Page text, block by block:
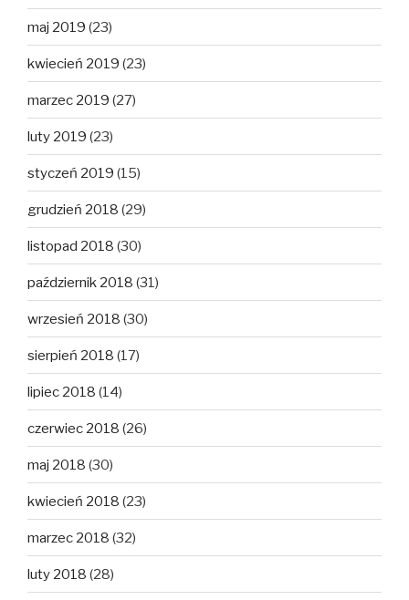
maj 2019 (23)
kwiecień 2019 (23)
marzec 2019 (27)
luty 2019 (23)
styczeń 2019 (15)
grudzień 2018 (29)
listopad 2018 (30)
październik 2018 (31)
wrzesień 2018 (30)
sierpień 2018 (17)
lipiec 2018 (14)
czerwiec 2018 (26)
maj 2018 (30)
kwiecień 2018 (23)
marzec 2018 (32)
luty 2018 (28)